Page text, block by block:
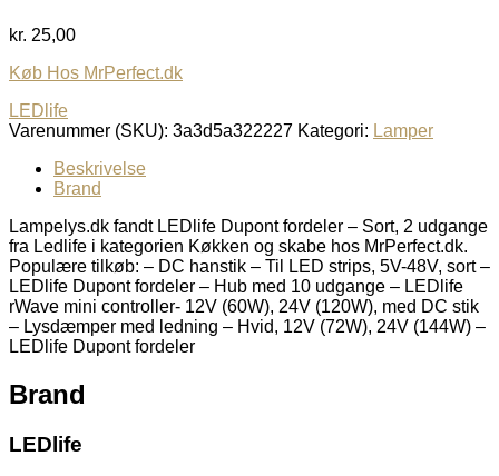
kr. 25,00
Køb Hos MrPerfect.dk
LEDlife
Varenummer (SKU): 3a3d5a322227 Kategori: Lamper
Beskrivelse
Brand
Lampelys.dk fandt LEDlife Dupont fordeler – Sort, 2 udgange
fra Ledlife i kategorien Køkken og skabe hos MrPerfect.dk.
Populære tilkøb: – DC hanstik – Til LED strips, 5V-48V, sort –
LEDlife Dupont fordeler – Hub med 10 udgange – LEDlife
rWave mini controller- 12V (60W), 24V (120W), med DC stik
– Lysdæmper med ledning – Hvid, 12V (72W), 24V (144W) –
LEDlife Dupont fordeler
Brand
LEDlife